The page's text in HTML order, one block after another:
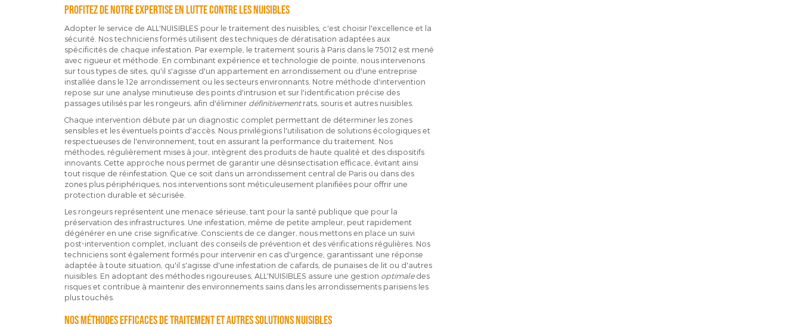
Profitez de notre expertise en lutte contre les nuisibles
Adopter le service de ALL'NUISIBLES pour le traitement des nuisibles, c'est choisir l'excellence et la
sécurité. Nos techniciens formés utilisent des techniques de dératisation adaptées aux
spécificités de chaque infestation. Par exemple, le traitement souris à Paris dans le 75012 est mené
avec rigueur et méthode. En combinant expérience et technologie de pointe, nous intervenons
sur tous types de sites, qu'il s'agisse d'un appartement en arrondissement ou d'une entreprise
installée dans le 12e arrondissement ou les secteurs environnants. Notre méthode d'intervention
repose sur une analyse minutieuse des points d'intrusion et sur l'identification précise des
passages utilisés par les rongeurs, afin d'éliminer définitivementrats, souris et autres nuisibles.
Chaque intervention débute par un diagnostic complet permettant de déterminer les zones
sensibles et les éventuels points d'accès. Nous privilégions l'utilisation de solutions écologiques et
respectueuses de l'environnement, tout en assurant la performance du traitement. Nos
méthodes, régulièrement mises à jour, intègrent des produits de haute qualité et des dispositifs
innovants. Cette approche nous permet de garantir une désinsectisation efficace, évitant ainsi
tout risque de réinfestation. Que ce soit dans un arrondissement central de Paris ou dans des
zones plus périphériques, nos interventions sont méticuleusement planifiées pour offrir une
protection durable et sécurisée.
Les rongeurs représentent une menace sérieuse, tant pour la santé publique que pour la
préservation des infrastructures. Une infestation, même de petite ampleur, peut rapidement
dégénérer en une crise significative. Conscients de ce danger, nous mettons en place un suivi
post-intervention complet, incluant des conseils de prévention et des vérifications régulières. Nos
techniciens sont également formés pour intervenir en cas d'urgence, garantissant une réponse
adaptée à toute situation, qu'il s'agisse d'une infestation de cafards, de punaises de lit ou d'autres
nuisibles. En adoptant des méthodes rigoureuses, ALL'NUISIBLES assure une gestion optimaledes
risques et contribue à maintenir des environnements sains dans les arrondissements parisiens les
plus touchés.
Nos méthodes efficaces de traitement et autres solutions nuisibles